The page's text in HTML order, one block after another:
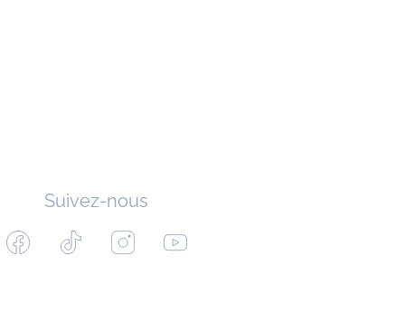
Suivez-nous
Facebook Tiktok InstagramYoutube